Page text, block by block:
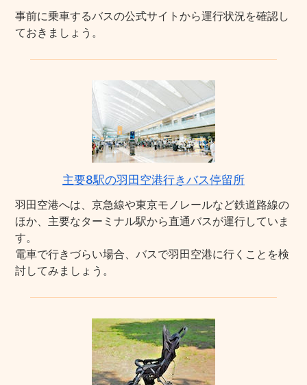
事前に乗車するバスの公式サイトから運行状況を確認し
ておきましょう。
主要8駅の羽田空港行きバス停留所
羽田空港へは、京急線や東京モノレールなど鉄道路線の
ほか、主要なターミナル駅から直通バスが運行していま
す。
電車で行きづらい場合、バスで羽田空港に行くことを検
討してみましょう。